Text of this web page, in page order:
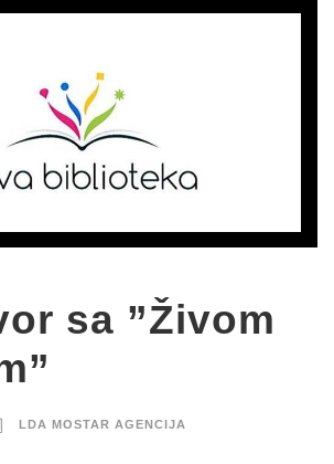
sa ”Živom
LDA MOSTAR AGENCIJA